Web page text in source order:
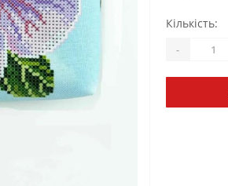
Кількість:
-